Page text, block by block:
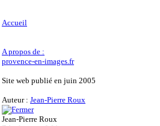
Accueil
A propos de :
provence-en-images.fr
Site web publié en juin 2005
Auteur : Jean-Pierre Roux
Jean-Pierre Roux